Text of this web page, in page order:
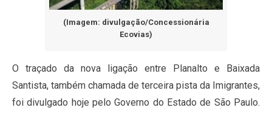
(Imagem: divulgação/Concessionária
Ecovias)
O traçado da nova ligação entre Planalto e Baixada
Santista, também chamada de terceira pista da Imigrantes,
foi divulgado hoje pelo Governo do Estado de São Paulo.